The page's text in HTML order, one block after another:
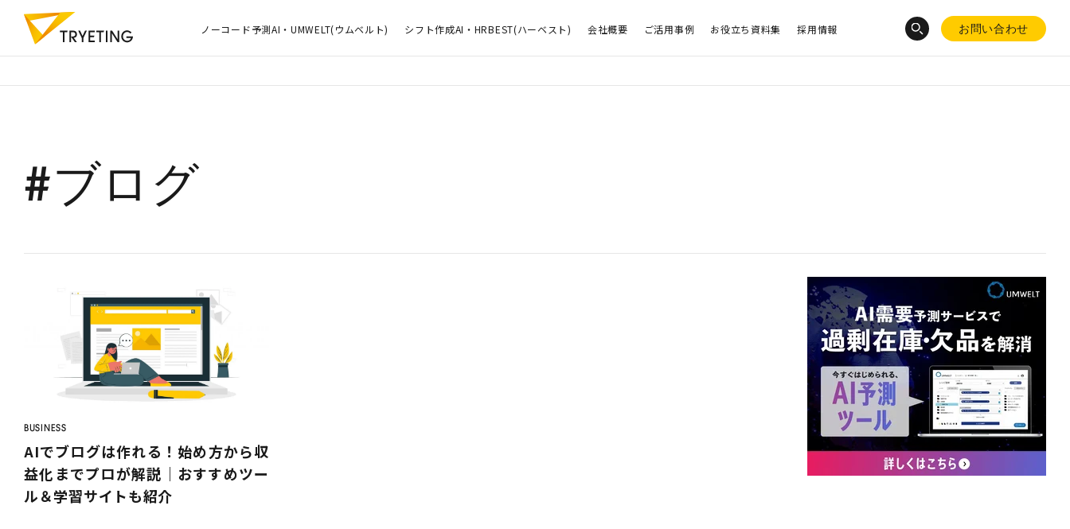
ノーコード予測AI・UMWELT(ウムベルト) シフト作成AI・HRBEST(ハーベスト) 会社概要 ご活用事例 お役立ち資料集 採用情報 お問い合わせ
#ブログ
BUSINESS
AIでブログは作れる！始め方から収
益化までプロが解説｜おすすめツー
ル＆学習サイトも紹介